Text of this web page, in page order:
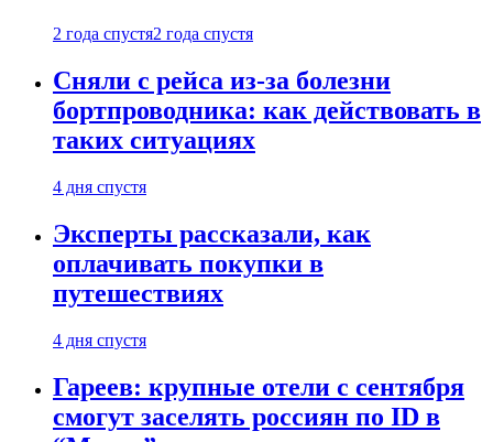
2 года спустя2 года спустя
Сняли с рейса из-за болезни
бортпроводника: как действовать в
таких ситуациях
4 дня спустя
Эксперты рассказали, как
оплачивать покупки в
путешествиях
4 дня спустя
Гареев: крупные отели с сентября
смогут заселять россиян по ID в